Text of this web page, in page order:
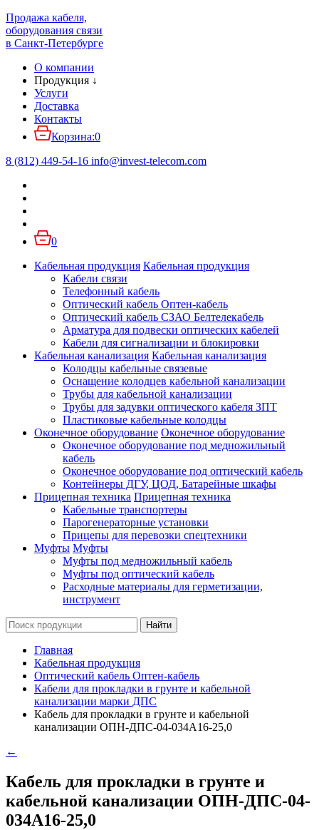
Продажа кабеля,
оборудования связи
в Санкт-Петербурге
О компании
Продукция ↓
Услуги
Доставка
Контакты
Корзина:0
8 (812) 449-54-16 info@invest-telecom.com
0
Кабельная продукция Кабельная продукция
Кабели связи
Телефонный кабель
Оптический кабель Оптен-кабель
Оптический кабель СЗАО Белтелекабель
Арматура для подвески оптических кабелей
Кабели для сигнализации и блокировки
Кабельная канализация Кабельная канализация
Колодцы кабельные связевые
Оснащение колодцев кабельной канализации
Трубы для кабельной канализации
Трубы для задувки оптического кабеля ЗПТ
Пластиковые кабельные колодцы
Оконечное оборудование Оконечное оборудование
Оконечное оборудование под медножильный
кабель
Оконечное оборудование под оптический кабель
Контейнеры ДГУ, ЦОД, Батарейные шкафы
Прицепная техника Прицепная техника
Кабельные транспортеры
Парогенераторные установки
Прицепы для перевозки спецтехники
Муфты Муфты
Муфты под медножильный кабель
Муфты под оптический кабель
Расходные материалы для герметизации,
инструмент
Главная
Кабельная продукция
Оптический кабель Оптен-кабель
Кабели для прокладки в грунте и кабельной
канализации марки ДПС
Кабель для прокладки в грунте и кабельной
канализации ОПН-ДПС-04-034А16-25,0
←
Кабель для прокладки в грунте и
кабельной канализации ОПН-ДПС-04-
034А16-25,0